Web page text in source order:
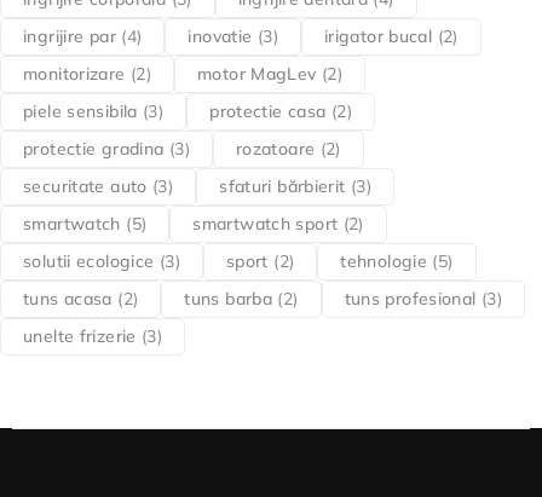
ingrijire par(4) inovatie (3) irigator bucal (2)
monitorizare (2) motor MagLev (2)
piele sensibila (3) protectie casa (2)
protectie gradina (3) rozatoare (2)
securitate auto (3) sfaturi bărbierit (3)
smartwatch (5) smartwatch sport (2)
solutii ecologice (3) sport (2) tehnologie (5)
tuns acasa (2) tuns barba (2) tuns profesional (3)
unelte frizerie (3)